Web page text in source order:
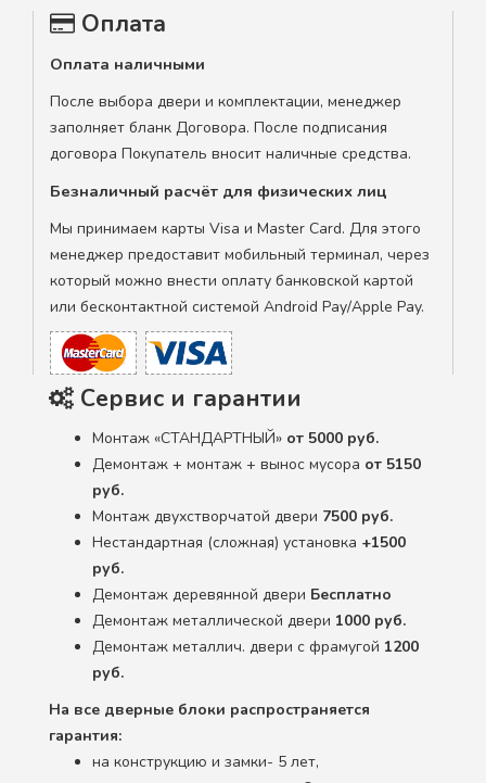
Оплата
Оплата наличными
После выбора двери и комплектации, менеджер
заполняет бланк Договора. После подписания
договора Покупатель вносит наличные средства.
Безналичный расчёт для физических лиц
Мы принимаем карты Visa и Master Card. Для этого
менеджер предоставит мобильный терминал, через
который можно внести оплату банковской картой
или бесконтактной системой Android Pay/Apple Pay.
Сервис и гарантии
Монтаж «СТАНДАРТНЫЙ» от 5000 руб.
Демонтаж + монтаж + вынос мусора от 5150
руб.
Монтаж двухстворчатой двери 7500 руб.
Нестандартная (сложная) установка +1500
руб.
Демонтаж деревянной двери Бесплатно
Демонтаж металлической двери 1000 руб.
Демонтаж металлич. двери с фрамугой 1200
руб.
На все дверные блоки распространяется
гарантия:
на конструкцию и замки- 5 лет,